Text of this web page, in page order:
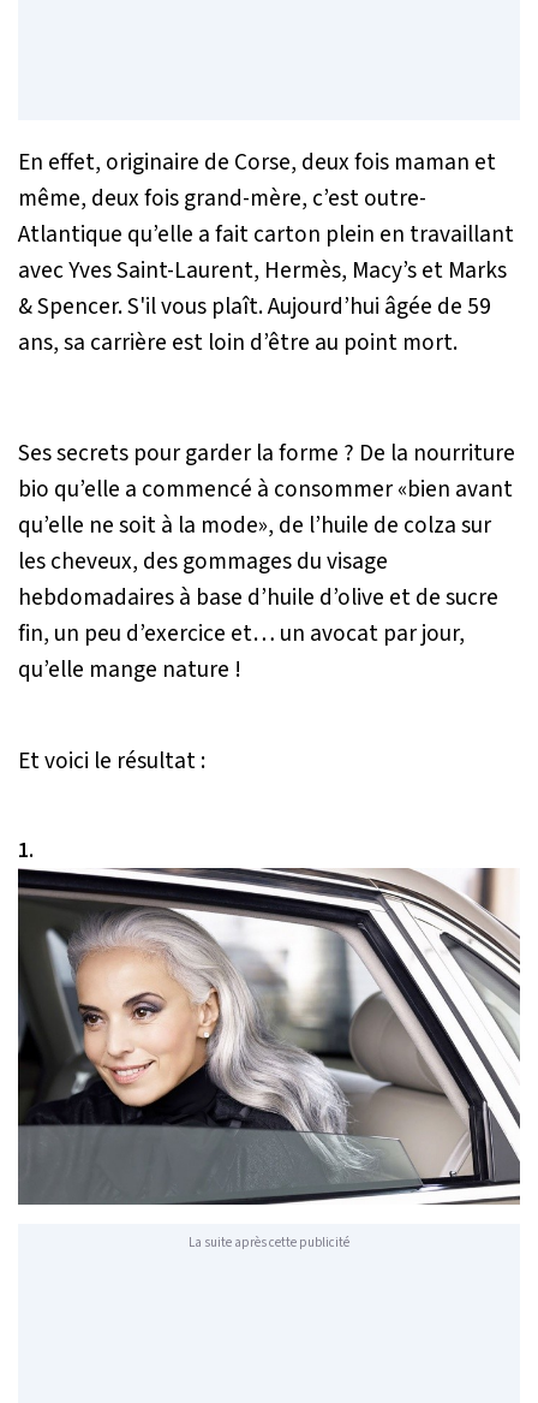
En effet, originaire de Corse, deux fois maman et
même, deux fois grand-mère, c’est outre-
Atlantique qu’elle a fait carton plein en travaillant
avec Yves Saint-Laurent, Hermès, Macy’s et Marks
& Spencer. S'il vous plaît. Aujourd’hui âgée de 59
ans, sa carrière est loin d’être au point mort.
Ses secrets pour garder la forme ? De la nourriture
bio qu’elle a commencé à consommer «bien avant
qu’elle ne soit à la mode», de l’huile de colza sur
les cheveux, des gommages du visage
hebdomadaires à base d’huile d’olive et de sucre
fin, un peu d’exercice et… un avocat par jour,
qu’elle mange nature !
Et voici le résultat :
1.
La suite après cette publicité